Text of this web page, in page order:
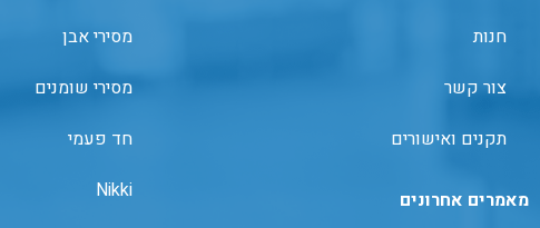
חנות
צור קשר
תקנים ואישורים
מאמרים אחרונים
מסירי אבן
מסירי שומנים
חד פעמי
Nikki